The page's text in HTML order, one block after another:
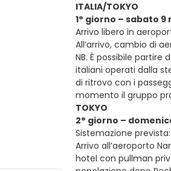
ITALIA/TOKYO
1° giorno – sabato 9
Arrivo libero in
All’arrivo, cambio di
NB. È possibile partire
italiani operati dalla
di ritrovo con i
momento il gruppo
TOKYO
2° giorno –
Sistemazione
Arrivo all’aeroporto
hotel con pullman